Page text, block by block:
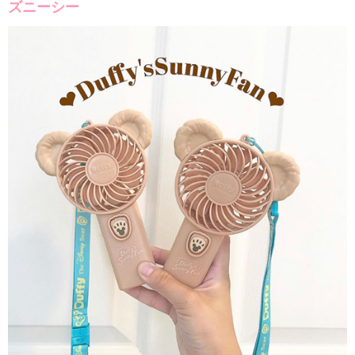
ズニーシー